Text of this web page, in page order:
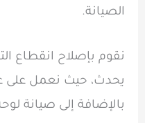
الصيانة.
نقوم بإصلاح انقطاع
يحدث، حيث نعمل على
بالإضافة إلى صيانة